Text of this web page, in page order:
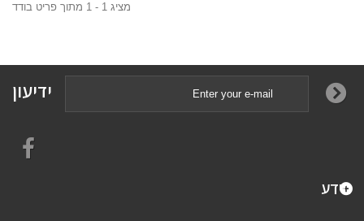
מציג 1 - 1 מתוך פריט בודד
ידיעון
מידע